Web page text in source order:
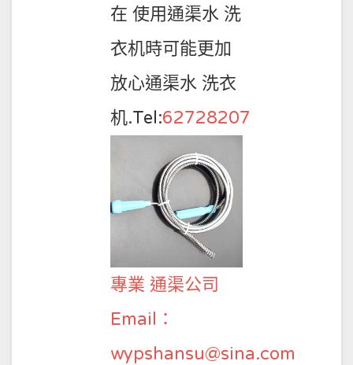
在 使用通渠水 洗
衣机時可能更加
放心通渠水 洗衣
机.Tel:62728207
專業 通渠公司
Email：
wypshansu@sina.com